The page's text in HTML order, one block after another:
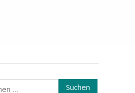
Suchen
Suchen